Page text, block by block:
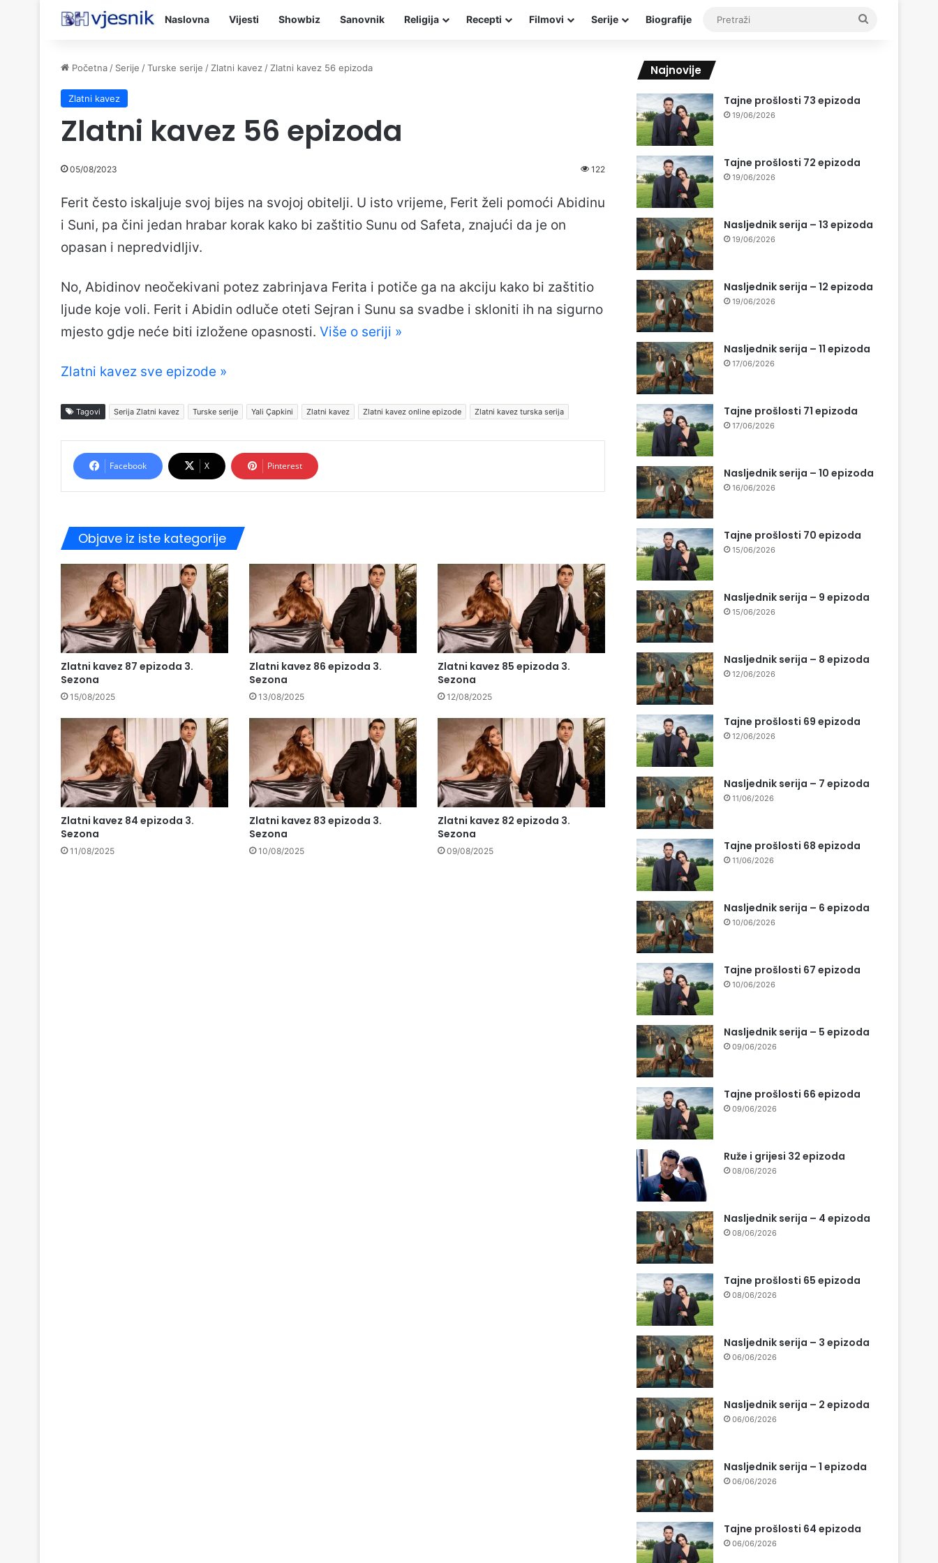
Naslovna Vijesti Showbiz Sanovnik Religija Recepti Filmovi Serije Biografije
Početna / Serije /Turske serije / Zlatni kavez / Zlatni kavez 56 epizoda
Zlatni kavez
Zlatni kavez 56 epizoda
05/08/2023 122
Ferit često iskaljuje svoj bijes na svojoj obitelji. U isto vrijeme, Ferit želi pomoći Abidinu
i Suni, pa čini jedan hrabar korak kako bi zaštitio Sunu od Safeta, znajući da je on
opasan i nepredvidljiv.
No, Abidinov neočekivani potez zabrinjava Ferita i potiče ga na akciju kako bi zaštitio
ljude koje voli. Ferit i Abidin odluče oteti Sejran i Sunu sa svadbe i skloniti ih na sigurno
mjesto gdje neće biti izložene opasnosti. Više o seriji »
Zlatni kavez sve epizode »
Tagovi Serija Zlatni kavez Turske serije Yali Çapkini Zlatni kavez Zlatni kavez online epizode Zlatni kavez turska serija
Facebook X Pinterest
Objave iz iste kategorije
Zlatni kavez 87 epizoda 3.
Sezona
15/08/2025
Zlatni kavez 86 epizoda 3.
Sezona
13/08/2025
Zlatni kavez 85 epizoda 3.
Sezona
12/08/2025
Zlatni kavez 84 epizoda 3.
Sezona
11/08/2025
Zlatni kavez 83 epizoda 3.
Sezona
10/08/2025
Zlatni kavez 82 epizoda 3.
Sezona
09/08/2025
Najnovije
Tajne prošlosti 73 epizoda
19/06/2026
Tajne prošlosti 72 epizoda
19/06/2026
Nasljednik serija – 13 epizoda
19/06/2026
Nasljednik serija – 12 epizoda
19/06/2026
Nasljednik serija – 11 epizoda
17/06/2026
Tajne prošlosti 71 epizoda
17/06/2026
Nasljednik serija – 10 epizoda
16/06/2026
Tajne prošlosti 70 epizoda
15/06/2026
Nasljednik serija – 9 epizoda
15/06/2026
Nasljednik serija – 8 epizoda
12/06/2026
Tajne prošlosti 69 epizoda
12/06/2026
Nasljednik serija – 7 epizoda
11/06/2026
Tajne prošlosti 68 epizoda
11/06/2026
Nasljednik serija – 6 epizoda
10/06/2026
Tajne prošlosti 67 epizoda
10/06/2026
Nasljednik serija – 5 epizoda
09/06/2026
Tajne prošlosti 66 epizoda
09/06/2026
Ruže i grijesi 32 epizoda
08/06/2026
Nasljednik serija – 4 epizoda
08/06/2026
Tajne prošlosti 65 epizoda
08/06/2026
Nasljednik serija – 3 epizoda
06/06/2026
Nasljednik serija – 2 epizoda
06/06/2026
Nasljednik serija – 1 epizoda
06/06/2026
Tajne prošlosti 64 epizoda
06/06/2026